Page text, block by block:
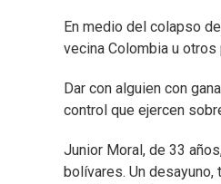
En medio del colapso
vecina Colombia u
Dar con alguien con
control que ejercen
Junior Moral, de 33
bolívares. Un